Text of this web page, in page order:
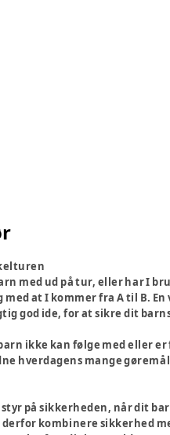
med ud på tur, eller har I
at I kommer fra A til B.
god ide, for at sikre dit
ikke kan følge med eller
hverdagens mange
på sikkerheden, når dit
kombinere sikkerhed